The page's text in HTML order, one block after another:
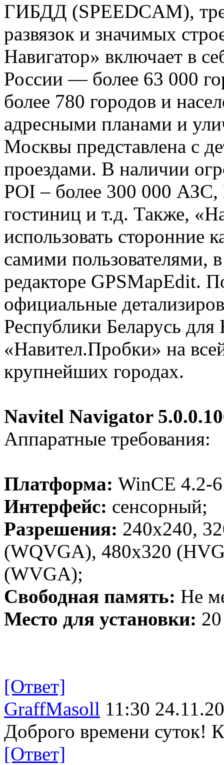
ГИБДД (SPEEDCAM),
развязок и значимых
Навигатор» включает в
России — более 63 000
более 780 городов и
адресными планами и
Москвы представлена с
проездами. В наличии
POI – более 300 000
гостиниц и т.д. Также,
использовать сторонние
самими пользователями,
редакторе GPSMapEdit.
официальные
Республики Беларусь
«Навител.Пробки» на
крупнейших городах.
Navitel Navigator
Аппаратные требования:
Платформа: WinCE 4.2-
Интерфейс: сенсорный;
Разрешения: 240x240,
(WQVGA), 480x320
(WVGA);
Свободная память: Не
Место для установки:
[Ответ]
GraffMasoll 11:30
Доброго времени суток!
[Ответ]